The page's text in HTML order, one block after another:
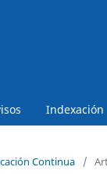
Indexación
Continua /